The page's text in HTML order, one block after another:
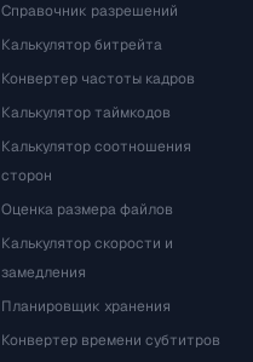
Справочник разрешений
Калькулятор битрейта
Конвертер частоты кадров
Калькулятор таймкодов
Калькулятор соотношения
сторон
Оценка размера файлов
Калькулятор скорости и
замедления
Планировщик хранения
Конвертер времени субтитров